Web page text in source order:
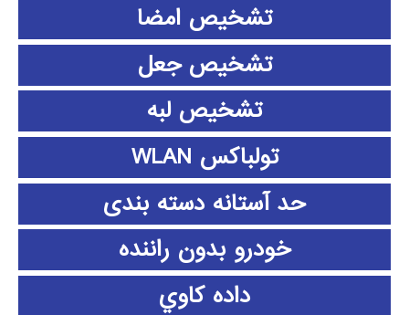
تشخیص امضا
تشخیص جعل
تشخیص لبه
تولباکس WLAN
حد آستانه دسته بندی
خودرو بدون راننده
داده كاوي